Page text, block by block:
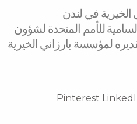
في لندن
للأمم المتحدة لشؤون
لمؤسسة بارزاني الخيرية
Pinterest